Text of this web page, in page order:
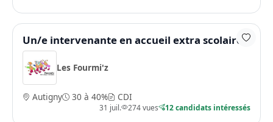
Un/e intervenante en accueil extra scolaire
Les Fourmi'z
Autigny 30 à 40% CDI
31 juil. 274 vues 12 candidats intéressés